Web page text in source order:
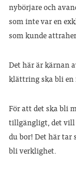
nybörjare och
som inte var en
som kunde
Det här är kärnan
klättring ska bli en
För att det ska bli
tillgängligt, det vill
du bor! Det här tar
bli verklighet.